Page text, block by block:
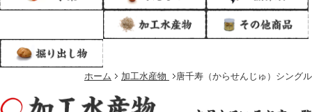
ホーム 加工水産物 唐千寿（からせんじゅ）シングル